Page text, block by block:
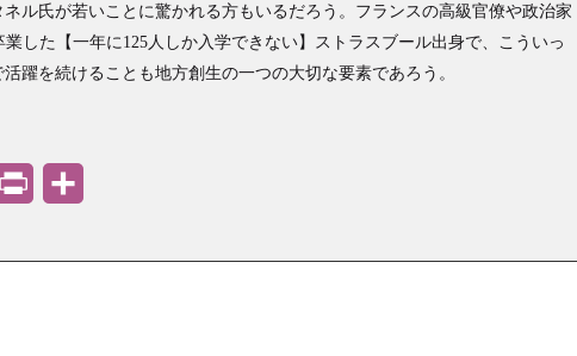
ル氏が若いことに驚かれる方もいるだろう。フランスの高級官僚や政治家
した【一年に125人しか入学できない】ストラスブール出身で、こういっ
躍を続けることも地方創生の一つの大切な要素であろう。
PrintFriendly